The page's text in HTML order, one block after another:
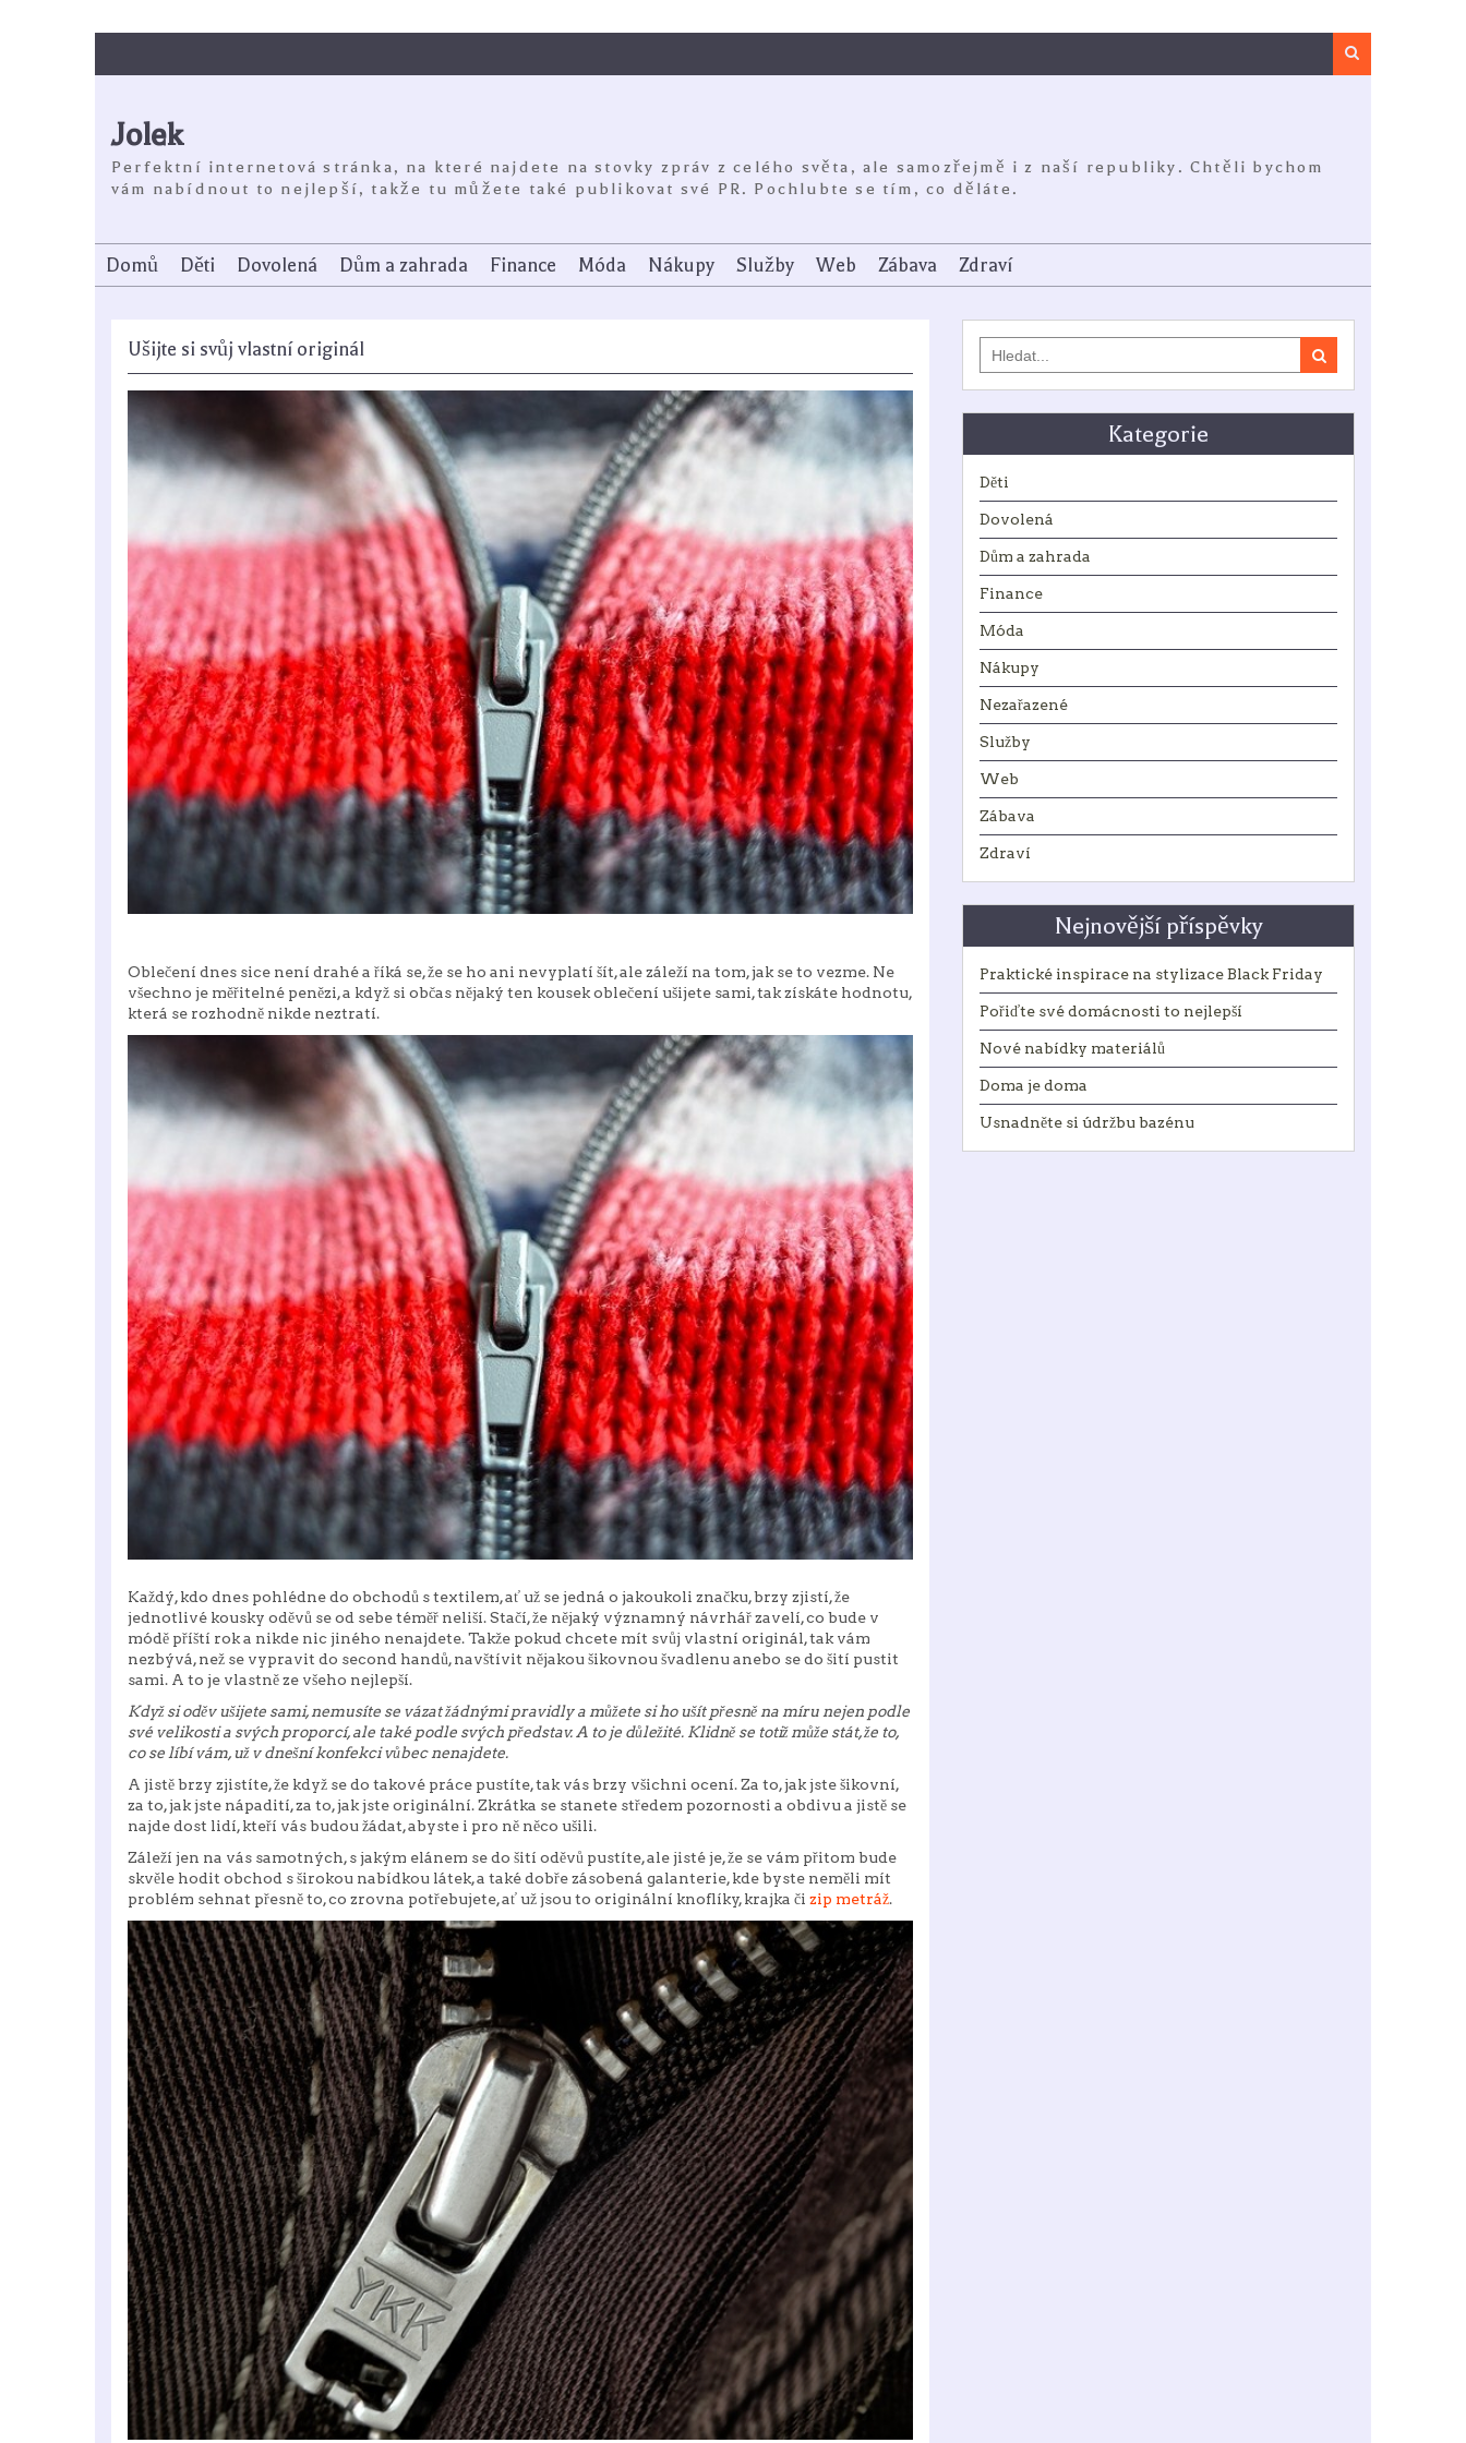
Jolek
Perfektní internetová stránka, na které najdete na stovky zpráv z celého světa, ale samozřejmě i z naší republiky. Chtěli bychom
vám nabídnout to nejlepší, takže tu můžete také publikovat své PR. Pochlubte se tím, co děláte.
Domů Děti Dovolená Dům a zahrada Finance Móda Nákupy Služby Web Zábava Zdraví
Ušijte si svůj vlastní originál
Oblečení dnes sice není drahé a říká se, že se ho ani nevyplatí šít, ale záleží na tom, jak se to vezme. Ne
všechno je měřitelné penězi, a když si občas nějaký ten kousek oblečení ušijete sami, tak získáte hodnotu,
která se rozhodně nikde neztratí.
Každý, kdo dnes pohlédne do obchodů s textilem, ať už se jedná o jakoukoli značku, brzy zjistí, že
jednotlivé kousky oděvů se od sebe téměř neliší. Stačí, že nějaký významný návrhář zavelí, co bude v
módě příští rok a nikde nic jiného nenajdete. Takže pokud chcete mít svůj vlastní originál, tak vám
nezbývá, než se vypravit do second handů, navštívit nějakou šikovnou švadlenu anebo se do šití pustit
sami. A to je vlastně ze všeho nejlepší.
Když si oděv ušijete sami, nemusíte se vázat žádnými pravidly a můžete si ho ušít přesně na míru nejen podle
své velikosti a svých proporcí, ale také podle svých představ. A to je důležité. Klidně se totiž může stát, že to,
co se líbí vám, už v dnešní konfekci vůbec nenajdete.
A jistě brzy zjistíte, že když se do takové práce pustíte, tak vás brzy všichni ocení. Za to, jak jste šikovní,
za to, jak jste nápadití, za to, jak jste originální. Zkrátka se stanete středem pozornosti a obdivu a jistě se
najde dost lidí, kteří vás budou žádat, abyste i pro ně něco ušili.
Záleží jen na vás samotných, s jakým elánem se do šití oděvů pustíte, ale jisté je, že se vám přitom bude
skvěle hodit obchod s širokou nabídkou látek, a také dobře zásobená galanterie, kde byste neměli mít
problém sehnat přesně to, co zrovna potřebujete, ať už jsou to originální knoflíky, krajka či zip metráž.
for:
Kategorie
Děti
Dovolená
Dům a zahrada
Finance
Móda
Nákupy
Nezařazené
Služby
Web
Zábava
Zdraví
Nejnovější příspěvky
Praktické inspirace na stylizace Black Friday
Pořiďte své domácnosti to nejlepší
Nové nabídky materiálů
Doma je doma
Usnadněte si údržbu bazénu